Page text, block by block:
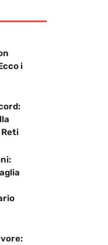
i
Reti